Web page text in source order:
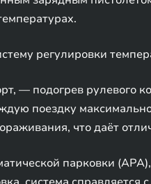
регулировки
— подогрев рулевого
поездку
что даёт
парковки